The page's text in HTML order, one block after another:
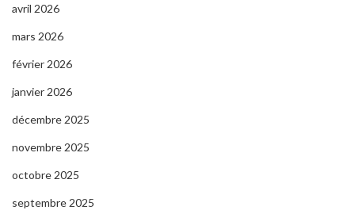
avril 2026
mars 2026
février 2026
janvier 2026
décembre 2025
novembre 2025
octobre 2025
septembre 2025